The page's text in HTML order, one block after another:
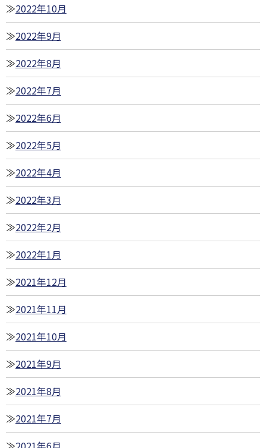
2022年10月
2022年9月
2022年8月
2022年7月
2022年6月
2022年5月
2022年4月
2022年3月
2022年2月
2022年1月
2021年12月
2021年11月
2021年10月
2021年9月
2021年8月
2021年7月